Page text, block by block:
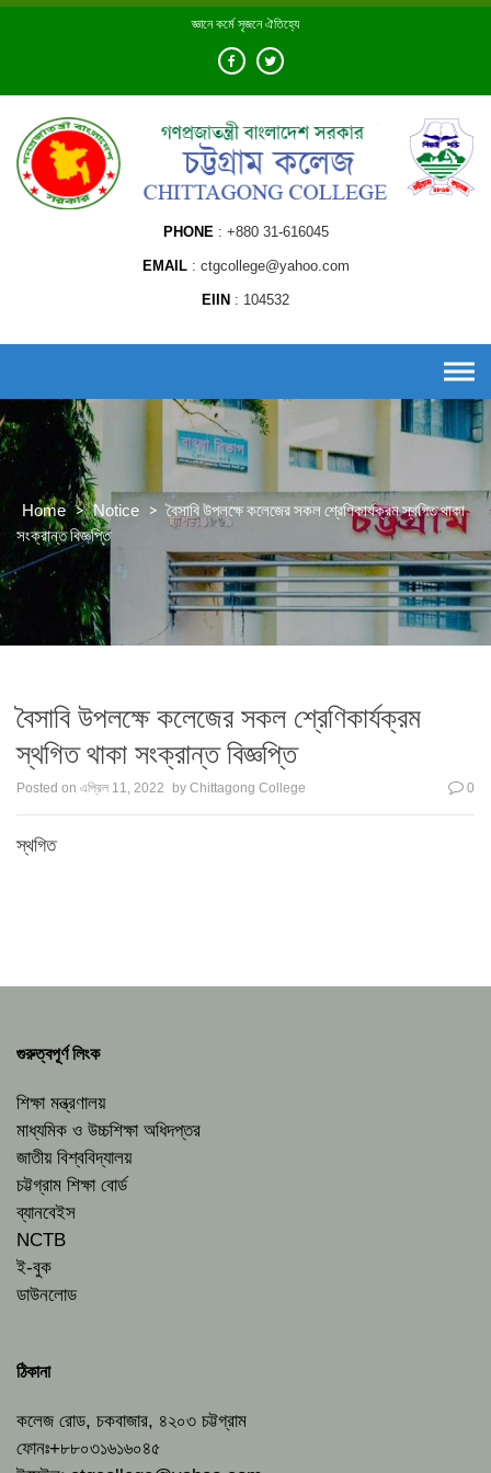
Skip
জ্ঞানে কর্মে সৃজনে ঐতিহ্যে
PHONE +880 31-616045
EMAIL ctgcollege@yahoo.com
EIIN 104532
Home > Notice > বৈসাবি উপলক্ষে কলেজের সকল শ্রেণিকার্যক্রম স্থগিত থাকা
সংক্রান্ত বিজ্ঞপ্তি
বৈসাবি উপলক্ষে কলেজের সকল শ্রেণিকার্যক্রম
স্থগিত থাকা সংক্রান্ত বিজ্ঞপ্তি
Posted on এপ্রিল 11, 2022 by Chittagong College 0
স্থগিত
গুরুত্বপূর্ণ লিংক
শিক্ষা মন্ত্রণালয়
মাধ্যমিক ও উচ্চশিক্ষা অধিদপ্তর
জাতীয় বিশ্ববিদ্যালয়
চট্টগ্রাম শিক্ষা বোর্ড
ব্যানবেইস
NCTB
ই-বুক
ডাউনলোড
ঠিকানা
কলেজ রোড, চকবাজার, ৪২০৩ চট্টগ্রাম
ফোনঃ+৮৮০৩১৬১৬০৪৫